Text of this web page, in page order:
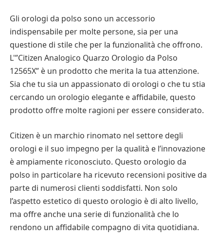
Gli orologi da polso sono un accessorio
indispensabile per molte persone, sia per una
questione di stile che per la funzionalità che offrono.
L'”Citizen Analogico Quarzo Orologio da Polso
12565X” è un prodotto che merita la tua attenzione.
Sia che tu sia un appassionato di orologi o che tu stia
cercando un orologio elegante e affidabile, questo
prodotto offre molte ragioni per essere considerato.
Citizen è un marchio rinomato nel settore degli
orologi e il suo impegno per la qualità e l’innovazione
è ampiamente riconosciuto. Questo orologio da
polso in particolare ha ricevuto recensioni positive da
parte di numerosi clienti soddisfatti. Non solo
l’aspetto estetico di questo orologio è di alto livello,
ma offre anche una serie di funzionalità che lo
rendono un affidabile compagno di vita quotidiana.